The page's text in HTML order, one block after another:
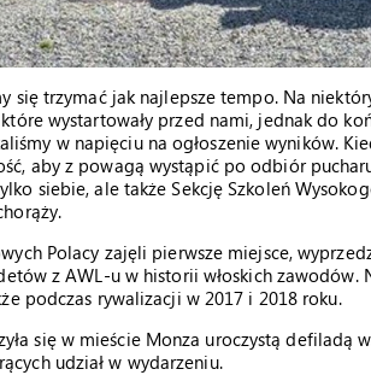
się trzymać jak najlepsze tempo. Na
wystartowały przed nami, jednak do
w napięciu na ogłoszenie wyników.
aby z powagą wystąpić po odbiór
siebie, ale także Sekcję Szkoleń
Polacy zajęli pierwsze miejsce,
z AWL-u w historii włoskich zawodów.
podczas rywalizacji w 2017 i 2018 roku.
się w mieście Monza uroczystą defiladą
udział w wydarzeniu.